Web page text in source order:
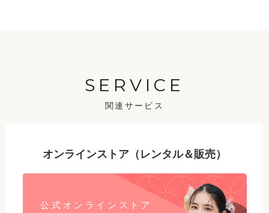
SERVICE
関連サービス
オンラインストア（レンタル＆販売）
公式オンラインストア